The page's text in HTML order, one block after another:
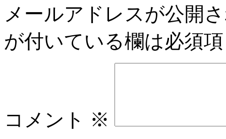
メールアドレスが公開
が付いている欄は必須
コメント ※